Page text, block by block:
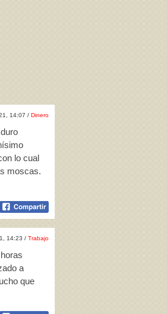
14:07 / Dinero
lo cual
moscas.
14:23 / Trabajo
a
que